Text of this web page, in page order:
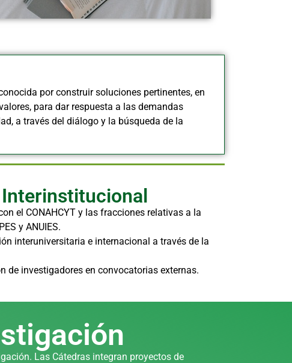
por construir soluciones pertinentes, en
para dar respuesta a las demandas
a través del diálogo y la búsqueda de la
el CONAHCYT y las fracciones relativas a la
y ANUIES.
interuniversitaria e internacional a través de la
de investigadores en convocatorias externas.
Las Cátedras integran proyectos de